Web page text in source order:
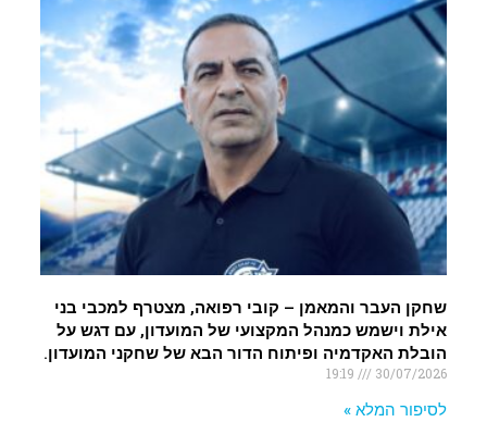
שחקן העבר והמאמן – קובי רפואה, מצטרף למכבי בני
אילת וישמש כמנהל המקצועי של המועדון, עם דגש על
הובלת האקדמיה ופיתוח הדור הבא של שחקני המועדון.
30/07/2026
לסיפור המלא »